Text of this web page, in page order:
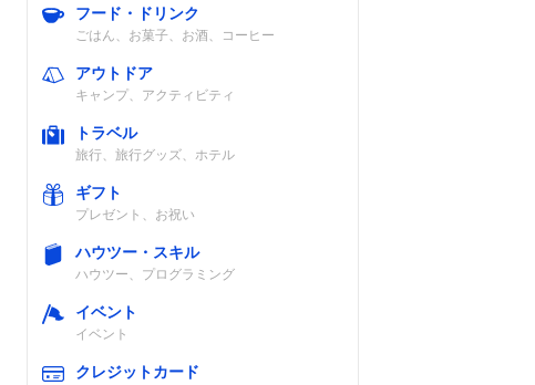
フード・ドリンク
ごはん、お菓子、お酒、コーヒー
アウトドア
キャンプ、アクティビティ
トラベル
旅行、旅行グッズ、ホテル
ギフト
プレゼント、お祝い
ハウツー・スキル
ハウツー、プログラミング
イベント
イベント
クレジットカード